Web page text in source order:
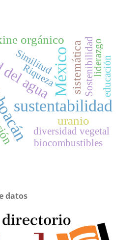
sustentabilidad
México
agua
orgánico
sistemática
uranio
diversidad vegetal
biocombustibles
Sostenibilidadliderazgo
Riqueza
Similitud educación
datos